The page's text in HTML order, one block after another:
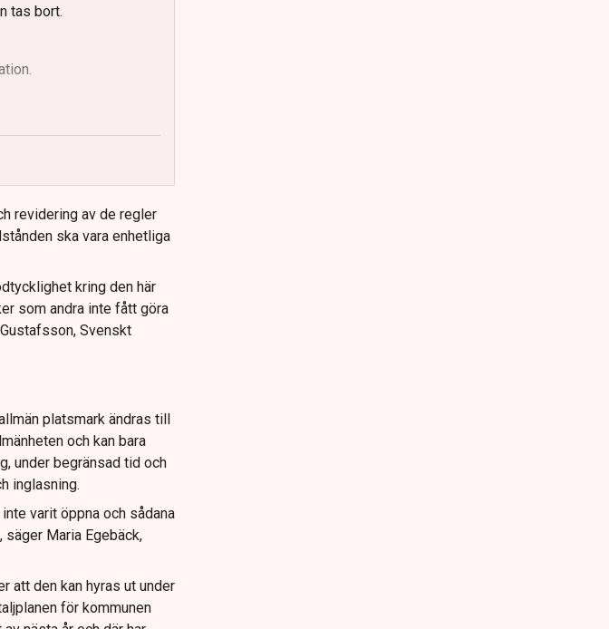
tas bort.
revidering av de regler
ska vara enhetliga
kring den här
som andra inte fått göra
Svenskt
platsmark ändras till
och kan bara
under begränsad tid och
inglasning.
varit öppna och sådana
Maria Egebäck,
att den kan hyras ut under
för kommunen